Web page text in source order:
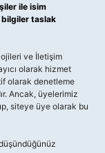
ile isim
taslak
ve İletişim
olarak hizmet
olarak denetleme
Ancak, üyelerimiz
siteye üye olarak bu